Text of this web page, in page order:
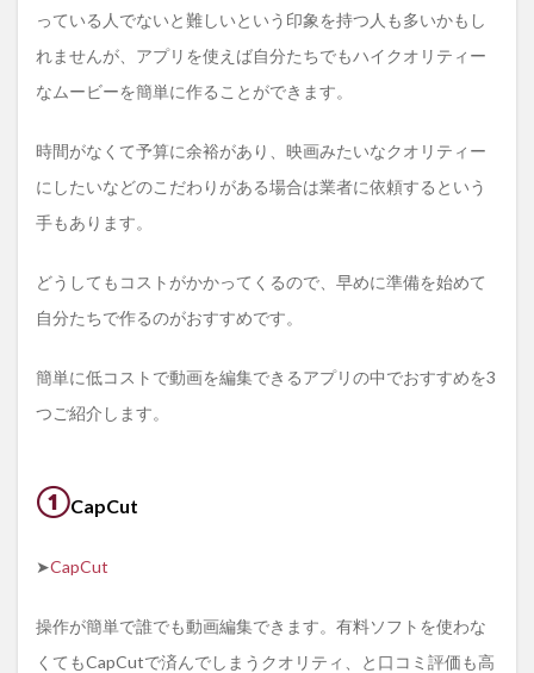
っている人でないと難しいという印象を持つ人も多いかもし
れませんが、アプリを使えば自分たちでもハイクオリティー
なムービーを簡単に作ることができます。
時間がなくて予算に余裕があり、映画みたいなクオリティー
にしたいなどのこだわりがある場合は業者に依頼するという
手もあります。
どうしてもコストがかかってくるので、早めに準備を始めて
自分たちで作るのがおすすめです。
簡単に低コストで動画を編集できるアプリの中でおすすめを3
つご紹介します。
①CapCut
➤CapCut
操作が簡単で誰でも動画編集できます。有料ソフトを使わな
くてもCapCutで済んでしまうクオリティ、と口コミ評価も高